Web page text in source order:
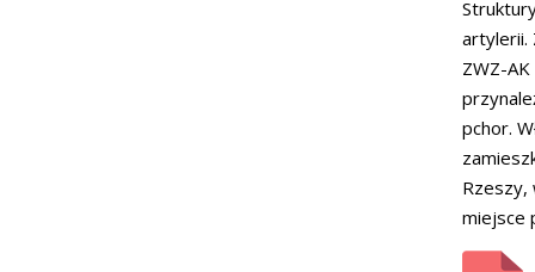
artylerii.
ZWZ-
pchor.
Rzeszy,
miejsce